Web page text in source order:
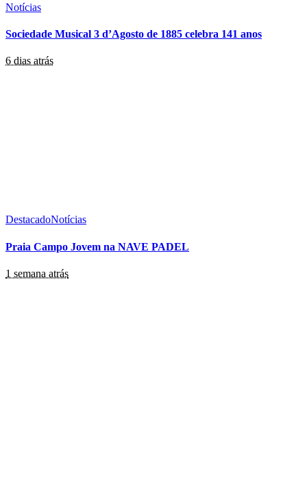
Notícias
Sociedade Musical 3 d’Agosto de 1885 celebra 141 anos
6 dias atrás
DestacadoNotícias
Praia Campo Jovem na NAVE PADEL
1 semana atrás